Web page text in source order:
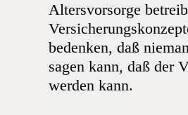
Altersvorsorge
bedenken, daß
sagen kann, daß der
werden kann.